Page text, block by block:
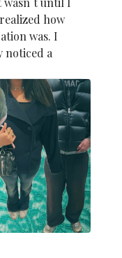
how
was. I
noticed a